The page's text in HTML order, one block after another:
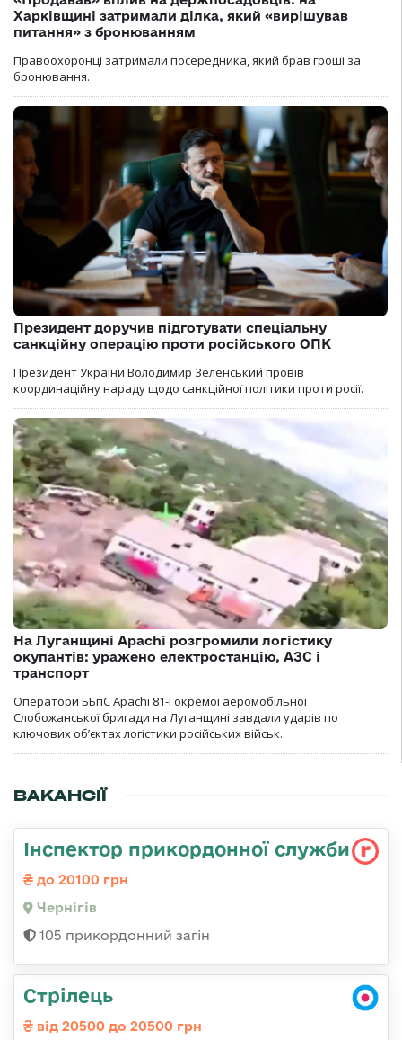
Харківщині затримали ділка, який «вирішував
питання» з бронюванням
Правоохоронці затримали посередника, який брав гроші за
бронювання.
Президент доручив підготувати спеціальну
санкційну операцію проти російського ОПК
Президент України Володимир Зеленський провів
координаційну нараду щодо санкційної політики проти росії.
На Луганщині Apachi розгромили логістику
окупантів: уражено електростанцію, АЗС і
транспорт
Оператори ББпС Apachi 81-ї окремої аеромобільної
Слобожанської бригади на Луганщині завдали ударів по
ключових об’єктах логістики російських військ.
ВАКАНСІЇ
Інспектор прикордонної служби
до 20100 грн
Чернігів
105 прикордонний загін
Стрілець
від 20500 до 20500 грн